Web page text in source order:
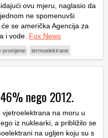
ovu mjeru, naglasio da
ne spomenuvši
se američka Agencija za
i vode. Fox News
promjene termoelektrane
nego 2012.
vjetroelektrana na moru u
iz nuklearki, a približilo se
na ugljen koju su s